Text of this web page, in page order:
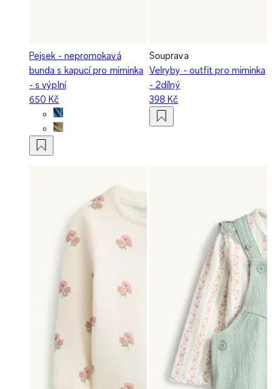
Pejsek - nepromokavá
bunda s kapucí pro miminka
- s výplní
650 Kč
Souprava
Velryby - outfit pro miminka
- 2dílný
398 Kč